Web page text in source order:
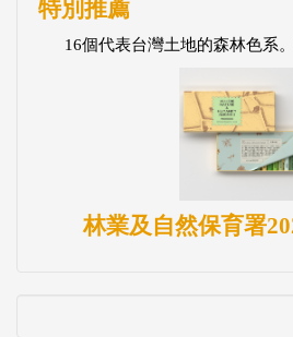
特別推薦
16個代表台灣土地的森林色系
林業及自然保育署